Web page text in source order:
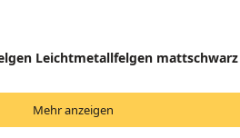
Leichtmetallfelgen mattschwarz
Mehr anzeigen